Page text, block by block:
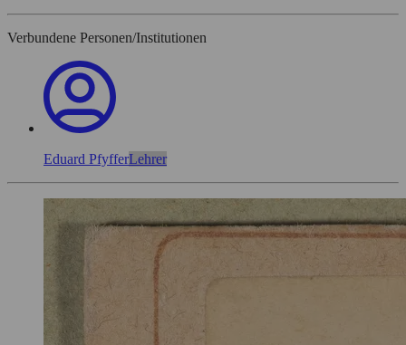
Verbundene Personen/Institutionen
Eduard PfyfferLehrer